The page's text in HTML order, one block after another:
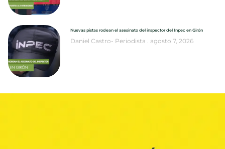
Nuevas pistas rodean el asesinato del inspector del Inpec en Girón
Daniel Castro- Periodista agosto 7, 2026